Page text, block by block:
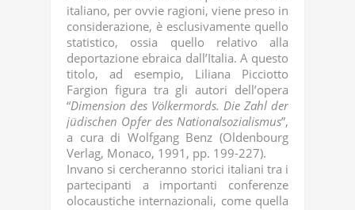
italiano, per ovvie ragioni, viene preso in
considerazione, è esclusivamente quello
statistico, ossia quello relativo alla
deportazione ebraica dall’Italia. A questo
titolo, ad esempio, Liliana Picciotto
Fargion figura tra gli autori dell’opera
“Dimension des Völkermords. Die Zahl der
jüdischen Opfer des Nationalsozialismus”,
a cura di Wolfgang Benz (Oldenbourg
Verlag, Monaco, 1991, pp. 199-227).
Invano si cercheranno storici italiani tra i
partecipanti a importanti conferenze
olocaustiche internazionali, come quella